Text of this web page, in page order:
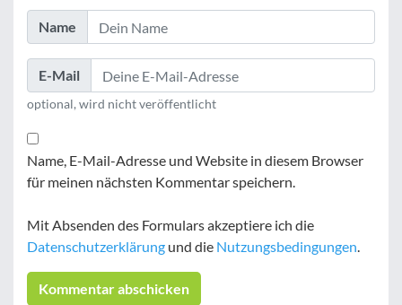
Name
E-Mail
optional, wird nicht veröffentlicht
Name, E-Mail-Adresse und Website in diesem Browser
für meinen nächsten Kommentar speichern.
Mit Absenden des Formulars akzeptiere ich die
Datenschutzerklärung und die Nutzungsbedingungen.